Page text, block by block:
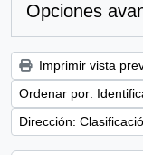
Opciones
Imprimir vista
Ordenar por:
Dirección: